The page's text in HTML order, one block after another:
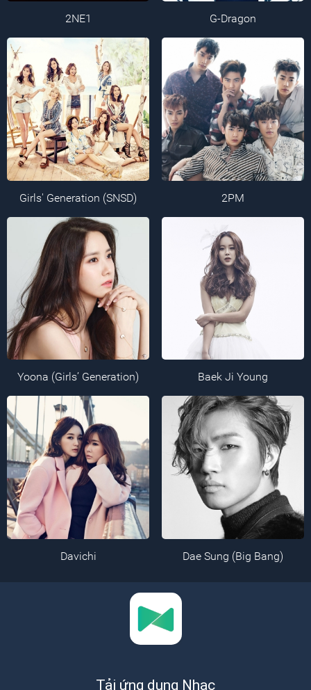
2NE1 G-Dragon
Girls' Generation (SNSD) 2PM
Yoona (Girls’ Generation) Baek Ji Young
Davichi Dae Sung (Big Bang)
Tải ứng dụng Nhạc